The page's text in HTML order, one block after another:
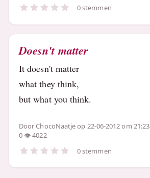
0 stemmen
Doesn't matter
It doesn't matter
what they think,
but what you think.
DoorChocoNaatjeop 22-06-2012 om 21:23
0
4022
0 stemmen